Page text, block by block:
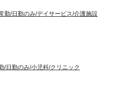
勤/日勤のみ/デイサービス/介護施設
/日勤のみ/小児科/クリニック